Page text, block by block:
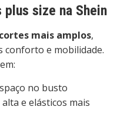
size na Shein
mais amplos,
conforto e mobilidade.
no busto
e elásticos mais